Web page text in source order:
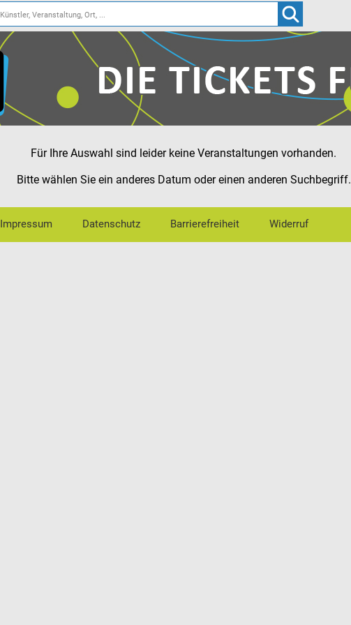
Für Ihre Auswahl sind leider keine Veranstaltungen vorhanden.
Bitte wählen Sie ein anderes Datum oder einen anderen Suchbegriff.
Impressum Datenschutz Barrierefreiheit Widerruf